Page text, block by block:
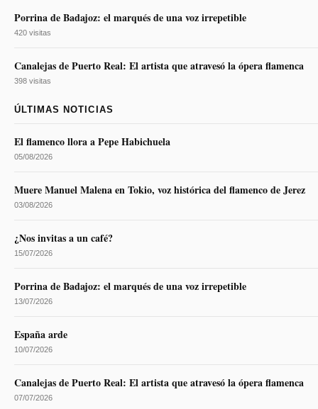
Porrina de Badajoz: el marqués de una voz irrepetible
420 visitas
Canalejas de Puerto Real: El artista que atravesó la ópera flamenca
398 visitas
ÚLTIMAS NOTICIAS
El flamenco llora a Pepe Habichuela
05/08/2026
Muere Manuel Malena en Tokio, voz histórica del flamenco de Jerez
03/08/2026
¿Nos invitas a un café?
15/07/2026
Porrina de Badajoz: el marqués de una voz irrepetible
13/07/2026
España arde
10/07/2026
Canalejas de Puerto Real: El artista que atravesó la ópera flamenca
07/07/2026